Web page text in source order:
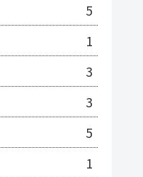
5
1
3
3
5
1